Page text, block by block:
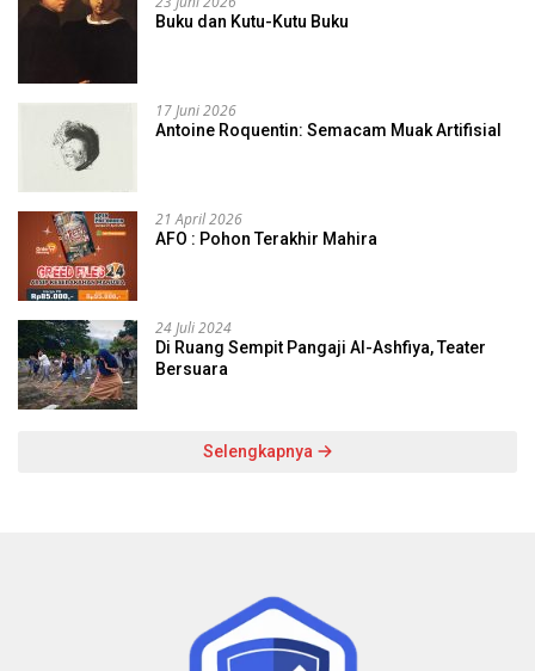
Buku dan Kutu-Kutu Buku
17 Juni 2026
Antoine Roquentin: Semacam Muak Artifisial
21 April 2026
AFO : Pohon Terakhir Mahira
24 Juli 2024
Di Ruang Sempit Pangaji Al-Ashfiya, Teater
Bersuara
Selengkapnya